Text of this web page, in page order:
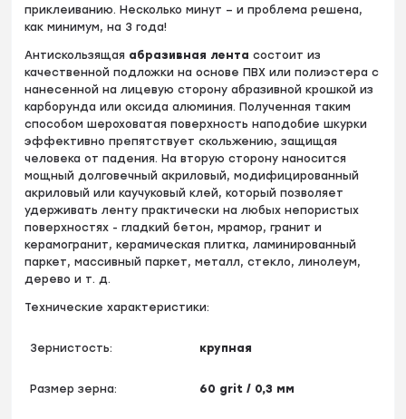
приклеиванию. Несколько минут – и проблема решена,
как минимум, на 3 года!
Антискользящая абразивная лента состоит из
качественной подложки на основе ПВХ или полиэстера с
нанесенной на лицевую сторону абразивной крошкой из
карборунда или оксида алюминия. Полученная таким
способом шероховатая поверхность наподобие шкурки
эффективно препятствует скольжению, защищая
человека от падения. На вторую сторону наносится
мощный долговечный акриловый, модифицированный
акриловый или каучуковый клей, который позволяет
удерживать ленту практически на любых непористых
поверхностях - гладкий бетон, мрамор, гранит и
керамогранит, керамическая плитка, ламинированный
паркет, массивный паркет, металл, стекло, линолеум,
дерево и т. д.
Технические характеристики:
Зернистость: крупная
Размер зерна: 60 grit / 0,3 мм